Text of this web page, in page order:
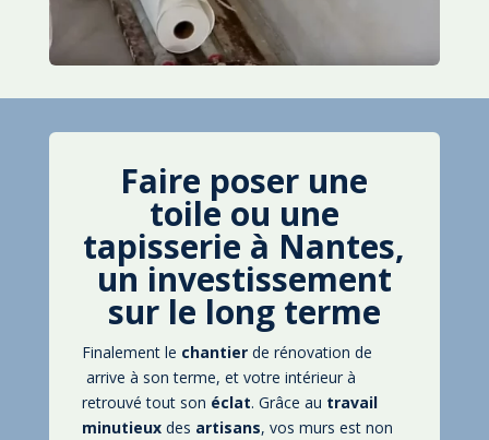
Faire poser une
toile ou une
tapisserie à Nantes,
un investissement
sur le long terme
Finalement le chantierde rénovation de
arrive à son terme, et votre intérieur à
retrouvé tout son éclat. Grâce au travail
minutieuxdes artisans, vos murs est non